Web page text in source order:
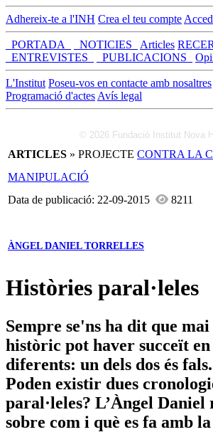
Adhereix-te a l'INH Crea el teu compte
_PORTADA_ _NOTICIES_ Articles
_ENTREVISTES_
_PUBLICACIONS_
L'Institut Poseu-vos en contacte amb nosaltres
Programació d'actes Avís legal
© 2026 Fundació Institut Nova
ARTICLES » PROJECTE CONTRA LA
MANIPULACIÓ
Data de publicació: 22-09-2015
8211
ÀNGEL DANIEL TORRELLES
Històries paral·leles
Sempre se'ns ha dit que
històric pot haver succeït en
diferents: un dels dos és
Poden existir dues
paral·leles? L’Àngel Daniel
sobre com i què es fa amb